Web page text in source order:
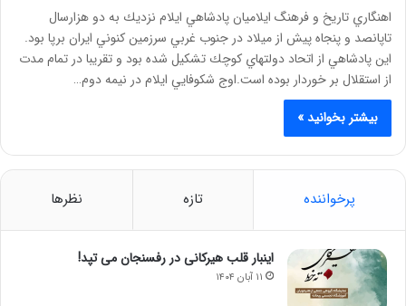
اهنگاري تاريخ و فرهنگ ايلاميان پادشاهي ايلام نزديك به دو هزارسال
تاپانصد و پنجاه پيش از ميلاد در جنوب غربي سرزمين كنوني ايران برپا بود.
اين پادشاهي از اتحاد دولتهاي كوچك تشكيل شده بود و تقريبا در تمام مدت
از استقلال بر خوردار بوده است.اوج شكوفايي ايلام در نيمه دوم…
بیشتر بخوانید »
پرخواننده تازه نظرها
اینبار قلب هیرکانی در رفسنجان می تپد!
۱۱ آبان ۱۴۰۴